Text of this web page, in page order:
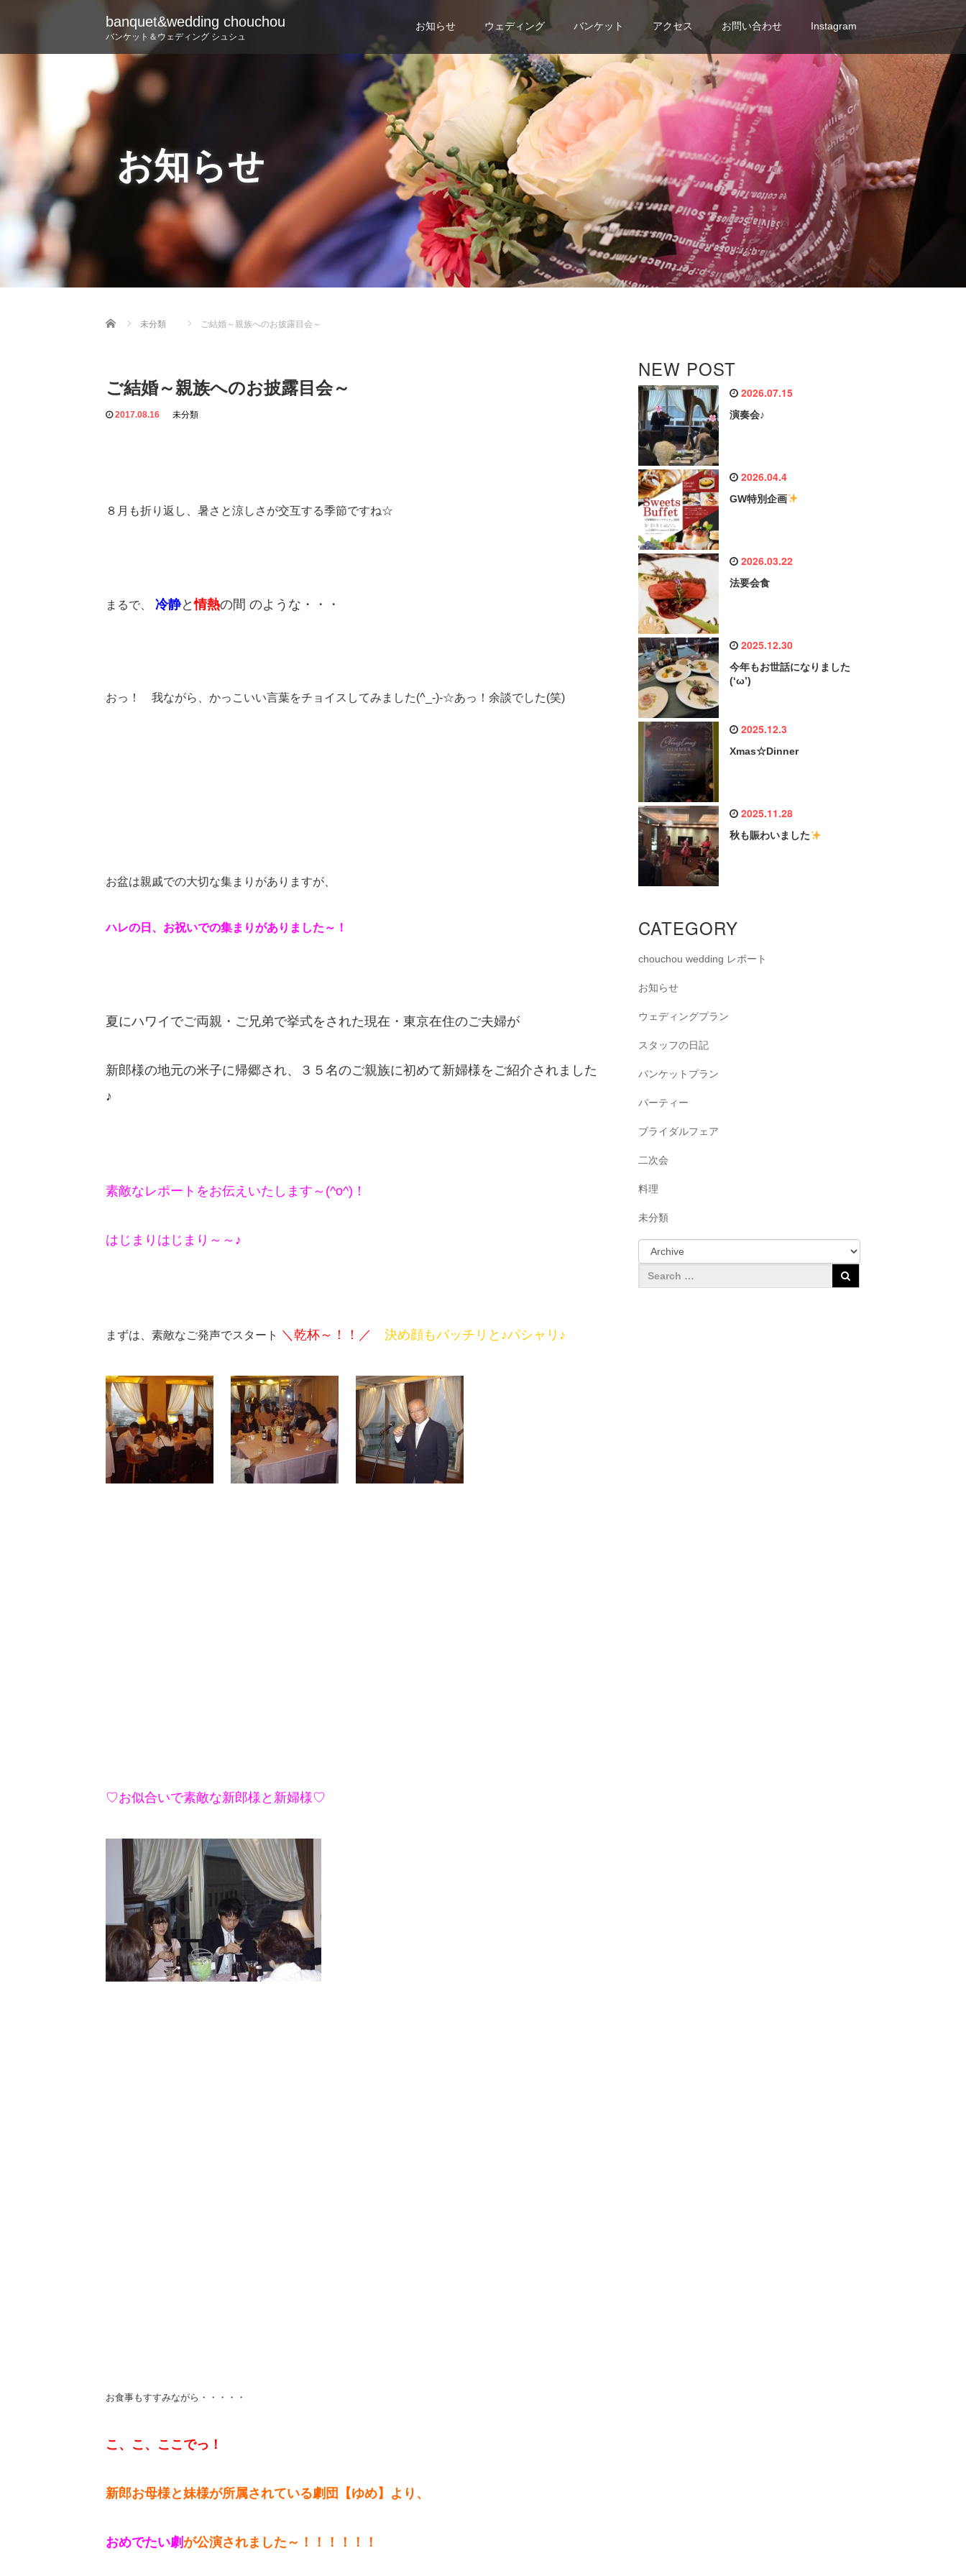
banquet&wedding chouchou
バンケット＆ウェディング シュシュ
お知らせ ウェディング バンケット アクセス お問い合わせ Instagram
お知らせ
Home 未分類 ご結婚～親族へのお披露目会～
ご結婚～親族へのお披露目会～
2017.08.16 未分類
８月も折り返し、暑さと涼しさが交互する季節ですね☆
まるで、 冷静と情熱の間 のような・・・
おっ！ 我ながら、かっこいい言葉をチョイスしてみました(^_-)-☆あっ！余談でした(笑)
お盆は親戚での大切な集まりがありますが、
ハレの日、お祝いでの集まりがありました～！
夏にハワイでご両親・ご兄弟で挙式をされた現在・東京在住のご夫婦が
新郎様の地元の米子に帰郷され、３５名のご親族に初めて新婦様をご紹介されました
♪
素敵なレポートをお伝えいたします～(^o^)！
はじまりはじまり～～♪
まずは、素敵なご発声でスタート ＼乾杯～！！／ 決め顔もバッチリと♪パシャリ♪
♡お似合いで素敵な新郎様と新婦様♡
お食事もすすみながら・・・・・
こ、こ、ここでっ！
新郎お母様と妹様が所属されている劇団【ゆめ】より、
おめでたい劇 が公演されました～！！！！！！
NEW POST
2026.07.15
演奏会♪
2026.04.4
GW特別企画
2026.03.22
法要会食
2025.12.30
今年もお世話になりました
(‘ω’)
2025.12.3
Xmas☆Dinner
2025.11.28
秋も賑わいました
CATEGORY
chouchou wedding レポート
お知らせ
ウェディングプラン
スタッフの日記
バンケットプラン
パーティー
ブライダルフェア
二次会
料理
未分類